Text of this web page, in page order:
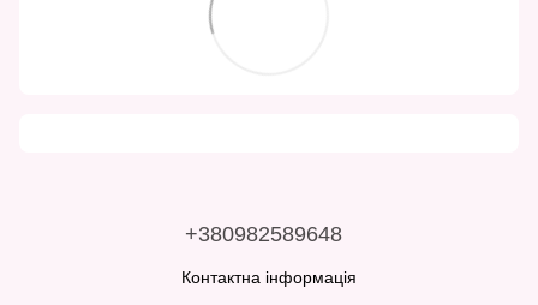
+380982589648
Контактна інформація